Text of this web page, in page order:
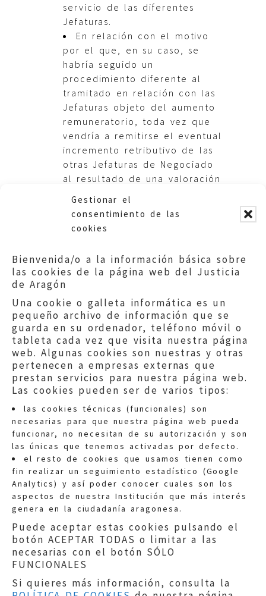
Gestionar el
consentimiento de las
cookies
Bienvenida/o a la información básica sobre
las cookies de la página web del Justicia
de Aragón
Una cookie o galleta informática es un
pequeño archivo de información que se
guarda en su ordenador, teléfono móvil o
tableta cada vez que visita nuestra página
web. Algunas cookies son nuestras y otras
pertenecen a empresas externas que
prestan servicios para nuestra página web.
Las cookies pueden ser de varios tipos:
las cookies técnicas (funcionales) son
necesarias para que nuestra página web pueda
funcionar, no necesitan de su autorización y son
las únicas que tenemos activadas por defecto.
el resto de cookies que usamos tienen como
fin realizar un seguimiento estadístico (Google
Analytics) y así poder conocer cuales son los
aspectos de nuestra Institución que más interés
genera en la ciudadanía aragonesa.
Puede aceptar estas cookies pulsando el
botón ACEPTAR TODAS o limitar a las
necesarias con el botón SÓLO
FUNCIONALES
Si quieres más información, consulta la
servicio de las diferentes
Jefaturas.
En relación con el motivo
por el que, en su caso, se
habría seguido un
procedimiento diferente al
tramitado en relación con las
Jefaturas objeto del aumento
remuneratorio, toda vez que
vendría a remitirse el eventual
incremento retributivo de las
otras Jefaturas de Negociado
al resultado de una valoración
trabajo
Quejas:quejas@eljusticiadearagon.es
Información general:
informacion@eljusticiadearagon.es
Teléfonos:900 210 210/